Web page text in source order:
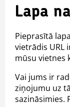
Lapa
Pieprasītā
vietrādis URL
mūsu vietnes
Vai jums ir
ziņojumu uz
sazināsimies.